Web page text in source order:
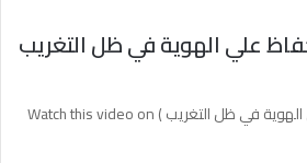
5 ( الحفاظ علي الهوية في ظل التغريب
برومو وياكم 5 ( الحفاظ علي الهوية في ظل التغريب ) Watch this video on